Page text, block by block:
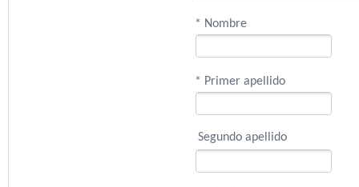
* Nombre
* Primer apellido
Segundo apellido